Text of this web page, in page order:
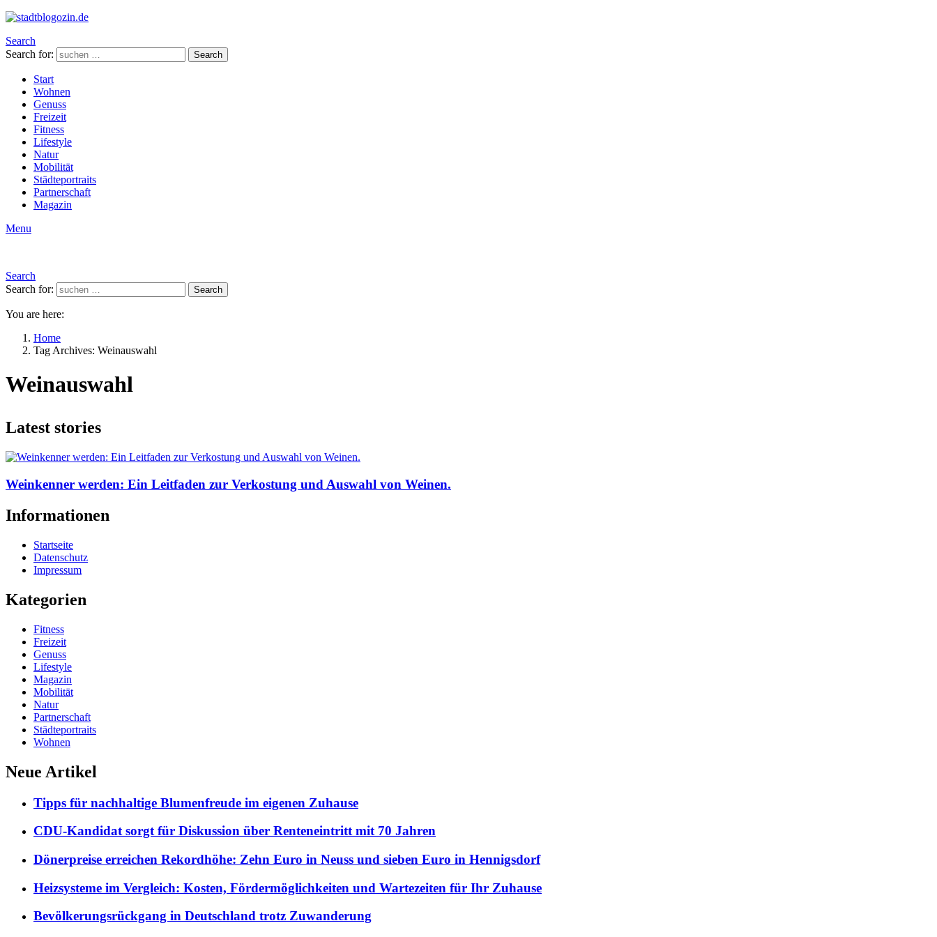
Search
Search for:
Search
Start
Wohnen
Genuss
Freizeit
Fitness
Lifestyle
Natur
Mobilität
Städteportraits
Partnerschaft
Magazin
Menu
Search
Search for:
Search
You are here:
Home
Tag Archives: Weinauswahl
Weinauswahl
Latest stories
Weinkenner werden: Ein Leitfaden zur Verkostung und Auswahl von Weinen.
Informationen
Startseite
Datenschutz
Impressum
Kategorien
Fitness
Freizeit
Genuss
Lifestyle
Magazin
Mobilität
Natur
Partnerschaft
Städteportraits
Wohnen
Neue Artikel
Tipps für nachhaltige Blumenfreude im eigenen Zuhause
CDU-Kandidat sorgt für Diskussion über Renteneintritt mit 70 Jahren
Dönerpreise erreichen Rekordhöhe: Zehn Euro in Neuss und sieben Euro in Hennigsdorf
Heizsysteme im Vergleich: Kosten, Fördermöglichkeiten und Wartezeiten für Ihr Zuhause
Bevölkerungsrückgang in Deutschland trotz Zuwanderung